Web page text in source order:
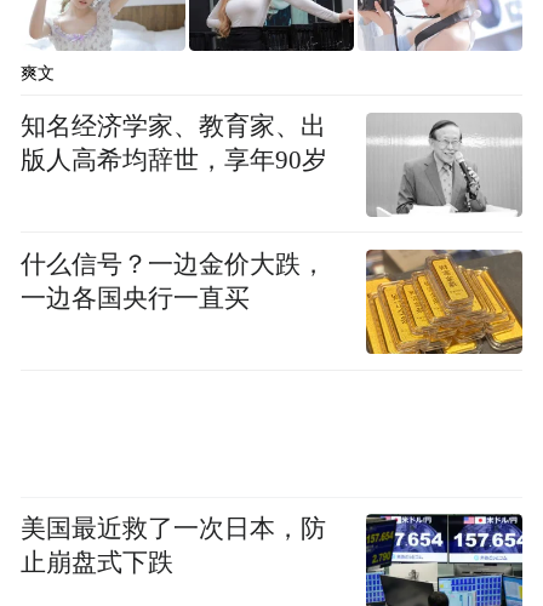
深度转化实现流量变“留量”，构建起影视与
文旅双向赋能的产业新生态。
芒果TV制片人陈晓庆：我们在赤坎华侨古镇
观看了《红色婚礼》的舞台剧，讲述了周文
雍和陈铁军的爱情故事，这样的红色革命爱
情对我们影视创作来说是一个丰富的题材资
源。如果有合适题材，会来开平取景。
爽文
知名经济学家、教育家、出
版人高希均辞世，享年90岁
什么信号？一边金价大跌，
一边各国央行一直买
美国最近救了一次日本，防
止崩盘式下跌